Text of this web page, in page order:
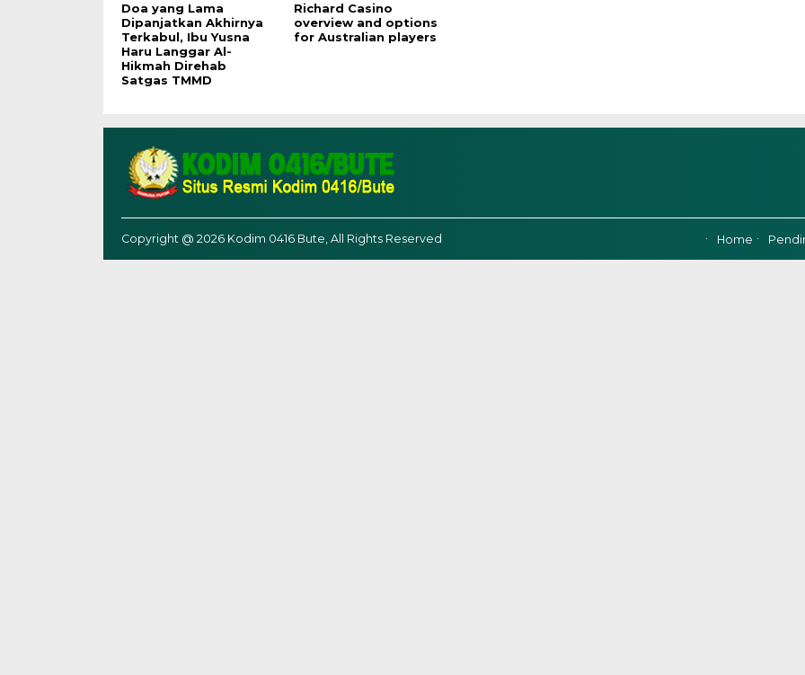
Doa yang Lama
Dipanjatkan Akhirnya
Terkabul, Ibu Yusna
Haru Langgar Al-
Hikmah Direhab
Satgas TMMD
Richard Casino
overview and options
for Australian players
Copyright @ 2026 Kodim 0416 Bute, All Rights Reserved Home